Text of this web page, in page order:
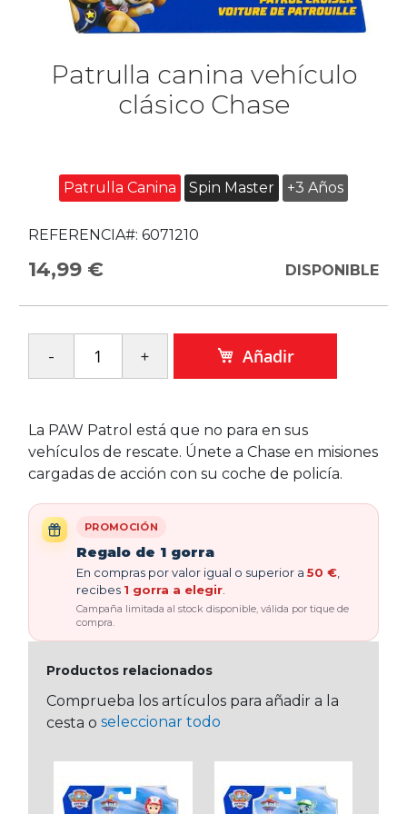
Patrulla canina vehículo
clásico Chase
Patrulla Canina Spin Master +3 Años
REFERENCIA#: 6071210
14,99 € DISPONIBLE
Añadir
La PAW Patrol está que no para en sus
vehículos de rescate. Únete a Chase en misiones
cargadas de acción con su coche de policía.
PROMOCIÓN
Regalo de 1 gorra
En compras por valor igual o superior a 50 €
recibes 1 gorra a elegir
Campaña limitada al stock disponible, válida por tique de
compra.
Productos relacionados
Comprueba los artículos para añadir a la
cesta o seleccionar todo